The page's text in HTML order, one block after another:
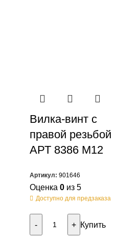
Вилка-винт с
правой резьбой
АРТ 8386 M12
Артикул: 901646
Оценка 0из 5
Доступно для предзаказа
Купить